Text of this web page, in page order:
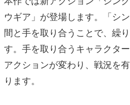
ウギア」が登場します。「シ
間と手を取り合うことで、繰
す。手を取り合うキャラクタ
アクションが変わり、戦況を
ります。